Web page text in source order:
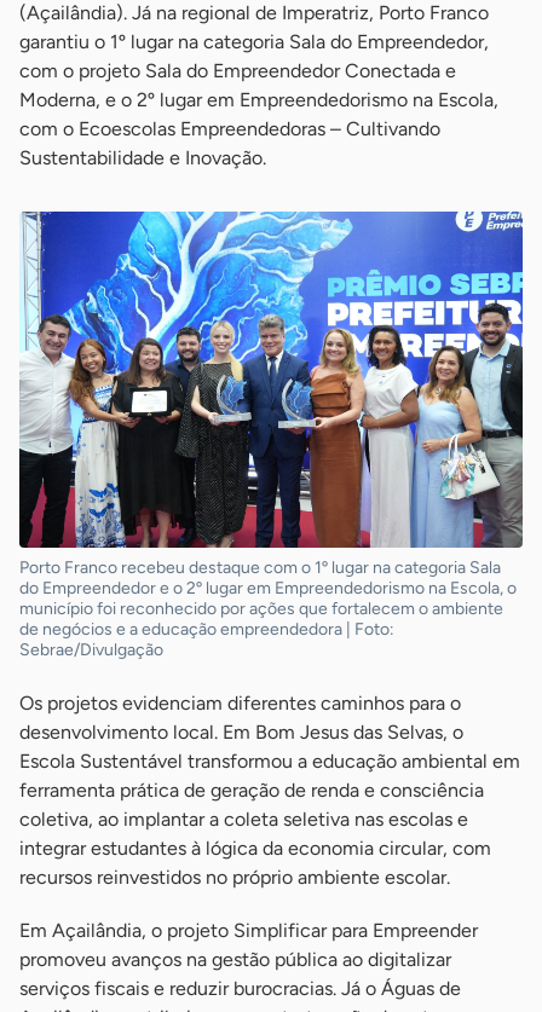
(Açailândia). Já na regional de Imperatriz, Porto Franco
garantiu o 1º lugar na categoria Sala do Empreendedor,
com o projeto Sala do Empreendedor Conectada e
Moderna, e o 2º lugar em Empreendedorismo na Escola,
com o Ecoescolas Empreendedoras – Cultivando
Sustentabilidade e Inovação.
Porto Franco recebeu destaque com o 1º lugar na categoria Sala
do Empreendedor e o 2º lugar em Empreendedorismo na Escola, o
município foi reconhecido por ações que fortalecem o ambiente
de negócios e a educação empreendedora | Foto:
Sebrae/Divulgação
Os projetos evidenciam diferentes caminhos para o
desenvolvimento local. Em Bom Jesus das Selvas, o
Escola Sustentável transformou a educação ambiental em
ferramenta prática de geração de renda e consciência
coletiva, ao implantar a coleta seletiva nas escolas e
integrar estudantes à lógica da economia circular, com
recursos reinvestidos no próprio ambiente escolar.
Em Açailândia, o projeto Simplificar para Empreender
promoveu avanços na gestão pública ao digitalizar
serviços fiscais e reduzir burocracias. Já o Águas de